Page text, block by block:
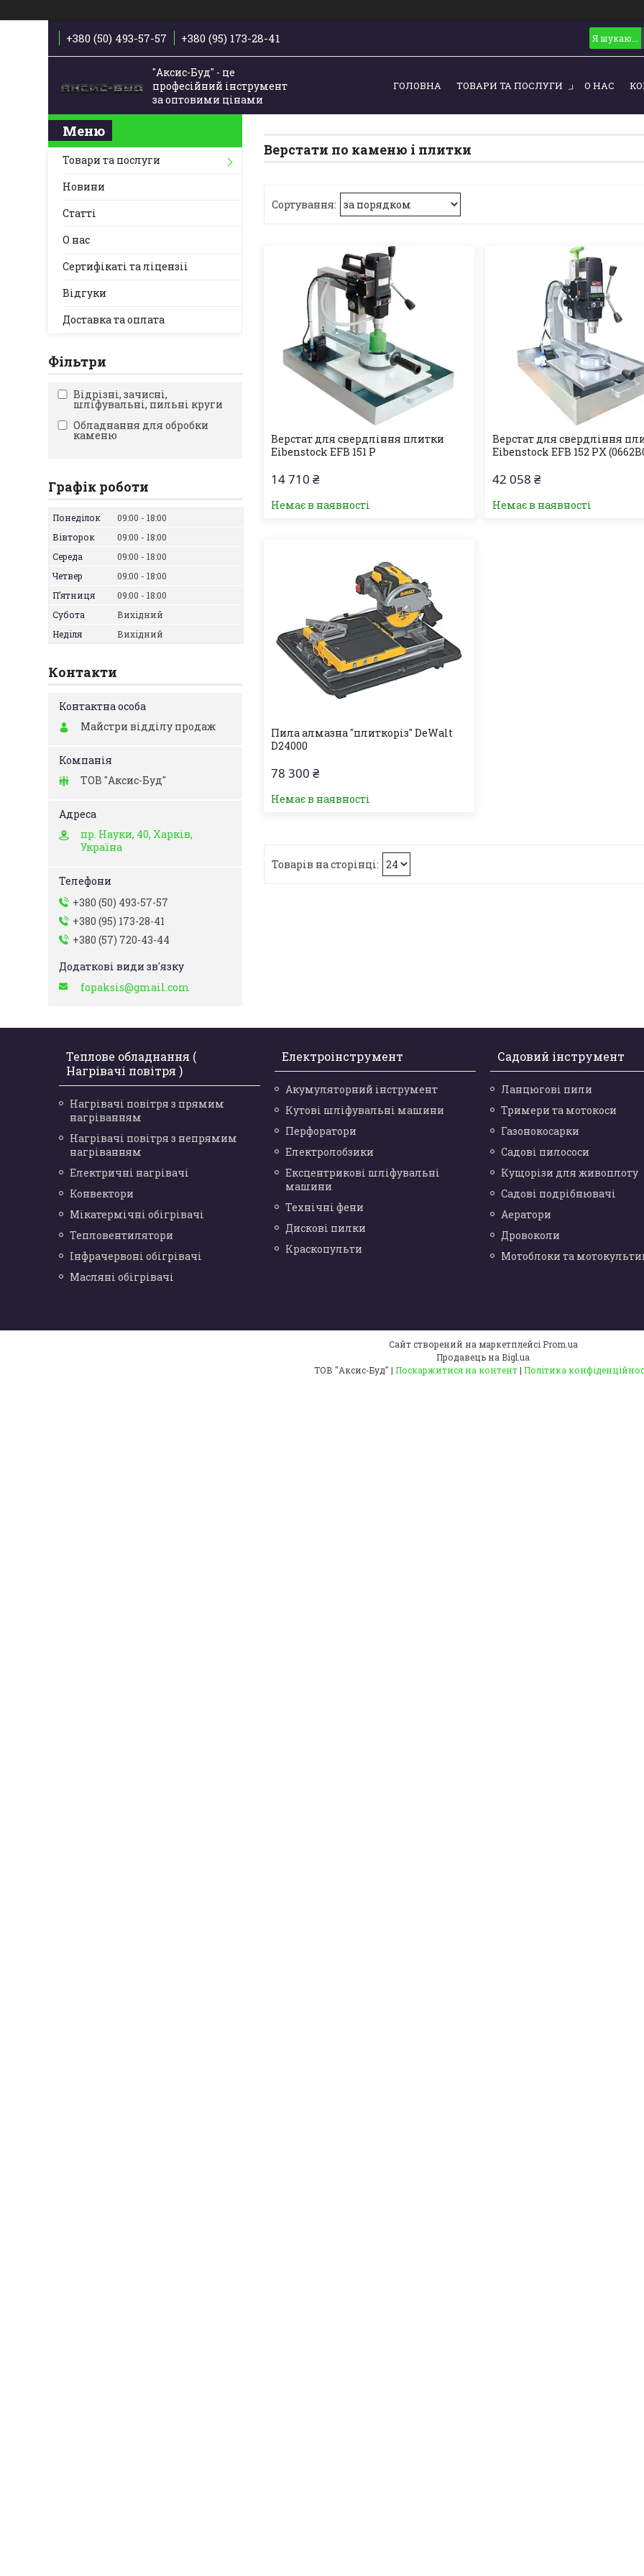
+380 (50) 493-57-57 +380 (95) 173-28-41
"Аксис-Буд" - це
професійний інструмент
за оптовими цінами
ГОЛОВНА ТОВАРИ ТА ПОСЛУГИ О НАС
Верстати по каменю і плитки
Верстат для свердління плитки
Eibenstock EFB 151 P
14 710 ₴
Немає в наявності
Верстат для свердління
Eibenstock EFB 152 PX
42 058 ₴
Немає в наявності
Пила алмазна "плиткоріз" DeWalt
D24000
78 300 ₴
Немає в наявності
Товари та послуги
Новини
Статті
О нас
Сертифікаті та ліцензіі
Відгуки
Доставка та оплата
Фільтри
Відрізні, зачисні,
шліфувальні, пильні круги
Обладнання для обробки
каменю
Графік роботи
Понеділок 09:00
18:00
Вівторок
09:00
18:00
Середа
09:00
18:00
Четвер
09:00
18:00
Пʼятниця
09:00
18:00
Субота
Вихідний
Неділя
Вихідний
Контакти
Майстри відділу продаж
ТОВ "Аксис-Буд"
пр. Науки, 40, Харків,
Україна
+380 (50) 493-57-57
+380 (95) 173-28-41
+380 (57) 720-43-44
fopaksis@gmail.com
Теплове обладнання (
Нагрівачі повітря )
Нагрівачі повітря з прямим
нагріванням
Нагрівачі повітря з непрямим
нагріванням
Електричні нагрівачі
Конвектори
Мікатермічні обігрівачі
Тепловентилятори
Інфрачервоні обігрівачі
Масляні обігрівачі
Електроінструмент
Акумуляторний інструмент
Кутові шліфувальні машини
Перфоратори
Електролобзики
Ексцентрикові шліфувальні
машини
Технічні фени
Дискові пилки
Краскопульти
Садовий інструмент
Ланцюгові пили
Тримери та мотокоси
Газонокосарки
Садові пилососи
Кущорізи для живоплоту
Садові подрібнювачі
Аератори
Дровоколи
Мотоблоки та
Сайт створений на маркетплейсі Prom.ua
Продавець на Bigl.ua
ТОВ "Аксис-Буд" | Поскаржитися на контент | Політика